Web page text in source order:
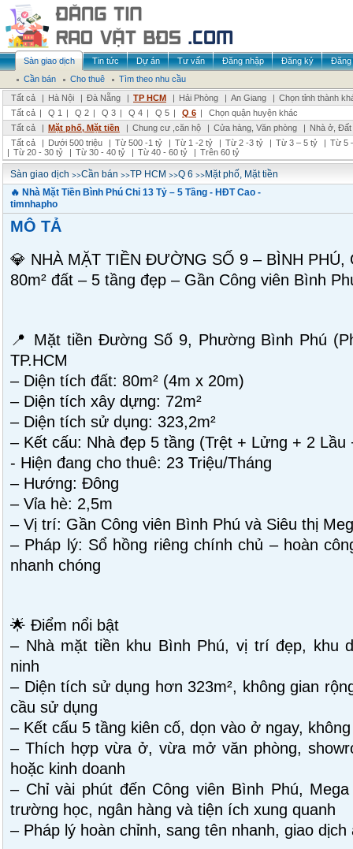
Sàn giao dịch Tin tức Dự án Tư vấn Đăng nhập Đăng ký
Đăng
Cần bán
Cho thuê
Tìm theo nhu cầu
Tất cả
| Hà Nội | Đà Nẵng | TP HCM | Hải Phòng | An Giang | Chọn tỉnh thành
Tất cả | Q 1 | Q 2 | Q 3 | Q 4 | Q 5 | Q 6 |
Chọn quận huyện khác
Tất cả
| Mặt phố, Mặt tiền | Chung cư ,căn hộ | Cửa hàng, Văn phòng | Nhà ở,
Tất cả
| Dưới 500 triệu | Từ 500 -1 tỷ | Từ 1 -2 tỷ | Từ 2 -3 tỷ | Từ 3 – 5 tỷ | Từ 5
| Từ 20 - 30 tỷ | Từ 30 - 40 tỷ | Từ 40 - 60 tỷ | Trên 60 tỷ
Sàn giao dịch >>Cần bán >>TP HCM >>Q 6 >>Mặt phố, Mặt tiền
🔥 Nhà Mặt Tiền Bình Phú Chỉ 13 Tỷ – 5 Tầng - HĐT Cao -
timnhapho
MÔ TẢ
💎 NHÀ MẶT TIỀN ĐƯỜNG SỐ 9 – BÌNH PHÚ,
80m² đất – 5 tầng đẹp – Gần Công viên Bình
📍 Mặt tiền Đường Số 9, Phường Bình Phú
TP.HCM
– Diện tích đất: 80m² (4m x 20m)
– Diện tích xây dựng: 72m²
– Diện tích sử dụng: 323,2m²
– Kết cấu: Nhà đẹp 5 tầng (Trệt + Lửng + 2 Lầu
- Hiện đang cho thuê: 23 Triệu/Tháng
– Hướng: Đông
– Vỉa hè: 2,5m
– Vị trí: Gần Công viên Bình Phú và Siêu thị
– Pháp lý: Sổ hồng riêng chính chủ – hoàn
nhanh chóng
🌟 Điểm nổi bật
– Nhà mặt tiền khu Bình Phú, vị trí đẹp, khu
ninh
– Diện tích sử dụng hơn 323m², không gian
cầu sử dụng
– Kết cấu 5 tầng kiên cố, dọn vào ở ngay,
– Thích hợp vừa ở, vừa mở văn phòng,
hoặc kinh doanh
– Chỉ vài phút đến Công viên Bình Phú,
trường học, ngân hàng và tiện ích xung quanh
– Pháp lý hoàn chỉnh, sang tên nhanh, giao dịch